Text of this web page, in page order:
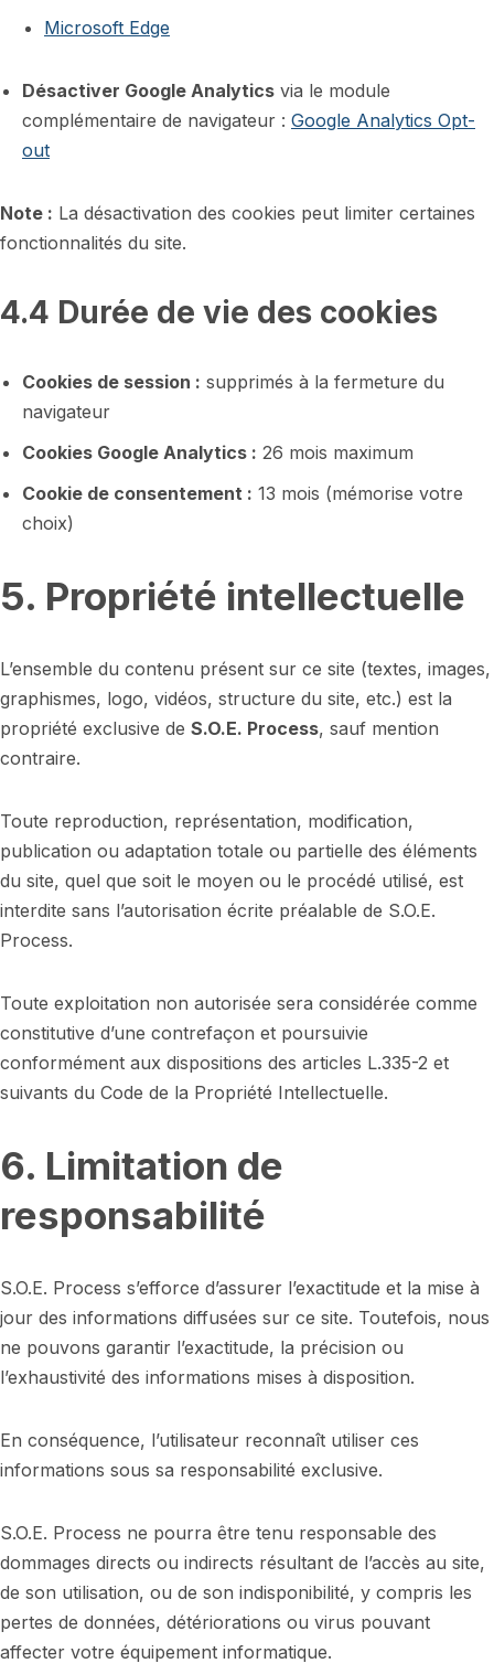
Microsoft Edge
Désactiver Google Analytics via le module
complémentaire de navigateur : Google Analytics Opt-
out
Note : La désactivation des cookies peut limiter certaines
fonctionnalités du site.
4.4 Durée de vie des cookies
Cookies de session : supprimés à la fermeture du
navigateur
Cookies Google Analytics : 26 mois maximum
Cookie de consentement : 13 mois (mémorise votre
choix)
5. Propriété intellectuelle
L’ensemble du contenu présent sur ce site (textes, images,
graphismes, logo, vidéos, structure du site, etc.) est la
propriété exclusive de S.O.E. Process, sauf mention
contraire.
Toute reproduction, représentation, modification,
publication ou adaptation totale ou partielle des éléments
du site, quel que soit le moyen ou le procédé utilisé, est
interdite sans l’autorisation écrite préalable de S.O.E.
Process.
Toute exploitation non autorisée sera considérée comme
constitutive d’une contrefaçon et poursuivie
conformément aux dispositions des articles L.335-2 et
suivants du Code de la Propriété Intellectuelle.
6. Limitation de
responsabilité
S.O.E. Process s’efforce d’assurer l’exactitude et la mise à
jour des informations diffusées sur ce site. Toutefois, nous
ne pouvons garantir l’exactitude, la précision ou
l’exhaustivité des informations mises à disposition.
En conséquence, l’utilisateur reconnaît utiliser ces
informations sous sa responsabilité exclusive.
S.O.E. Process ne pourra être tenu responsable des
dommages directs ou indirects résultant de l’accès au site,
de son utilisation, ou de son indisponibilité, y compris les
pertes de données, détériorations ou virus pouvant
affecter votre équipement informatique.